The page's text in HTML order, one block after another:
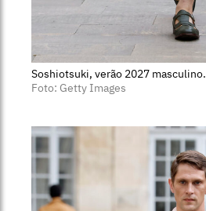
Soshiotsuki, verão 2027 masculino.
Foto: Getty Images